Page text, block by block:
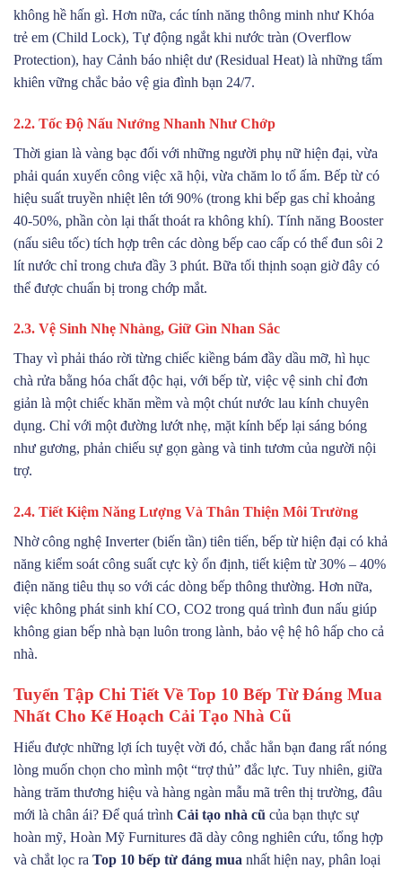
không hề hấn gì. Hơn nữa, các tính năng thông minh như Khóa
trẻ em (Child Lock), Tự động ngắt khi nước tràn (Overflow
Protection), hay Cảnh báo nhiệt dư (Residual Heat) là những tấm
khiên vững chắc bảo vệ gia đình bạn 24/7.
2.2. Tốc Độ Nấu Nướng Nhanh Như Chớp
Thời gian là vàng bạc đối với những người phụ nữ hiện đại, vừa
phải quán xuyến công việc xã hội, vừa chăm lo tổ ấm. Bếp từ có
hiệu suất truyền nhiệt lên tới 90% (trong khi bếp gas chỉ khoảng
40-50%, phần còn lại thất thoát ra không khí). Tính năng Booster
(nấu siêu tốc) tích hợp trên các dòng bếp cao cấp có thể đun sôi 2
lít nước chỉ trong chưa đầy 3 phút. Bữa tối thịnh soạn giờ đây có
thể được chuẩn bị trong chớp mắt.
2.3. Vệ Sinh Nhẹ Nhàng, Giữ Gìn Nhan Sắc
Thay vì phải tháo rời từng chiếc kiềng bám đầy dầu mỡ, hì hục
chà rửa bằng hóa chất độc hại, với bếp từ, việc vệ sinh chỉ đơn
giản là một chiếc khăn mềm và một chút nước lau kính chuyên
dụng. Chỉ với một đường lướt nhẹ, mặt kính bếp lại sáng bóng
như gương, phản chiếu sự gọn gàng và tinh tươm của người nội
trợ.
2.4. Tiết Kiệm Năng Lượng Và Thân Thiện Môi Trường
Nhờ công nghệ Inverter (biến tần) tiên tiến, bếp từ hiện đại có khả
năng kiểm soát công suất cực kỳ ổn định, tiết kiệm từ 30% – 40%
điện năng tiêu thụ so với các dòng bếp thông thường. Hơn nữa,
việc không phát sinh khí CO, CO2 trong quá trình đun nấu giúp
không gian bếp nhà bạn luôn trong lành, bảo vệ hệ hô hấp cho cả
nhà.
Tuyển Tập Chi Tiết Về Top 10 Bếp Từ Đáng Mua
Nhất Cho Kế Hoạch Cải Tạo Nhà Cũ
Hiểu được những lợi ích tuyệt vời đó, chắc hẳn bạn đang rất nóng
lòng muốn chọn cho mình một “trợ thủ” đắc lực. Tuy nhiên, giữa
hàng trăm thương hiệu và hàng ngàn mẫu mã trên thị trường, đâu
mới là chân ái? Để quá trình Cải tạo nhà cũ của bạn thực sự
hoàn mỹ, Hoàn Mỹ Furnitures đã dày công nghiên cứu, tổng hợp
và chắt lọc ra Top 10 bếp từ đáng mua nhất hiện nay, phân loại